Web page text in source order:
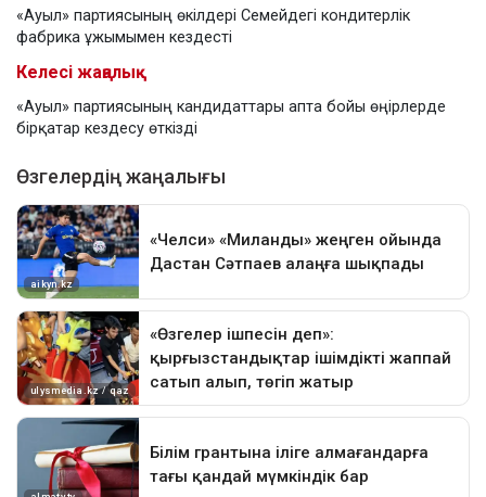
«Ауыл» партиясының өкілдері Семейдегі кондитерлік
фабрика ұжымымен кездесті
Келесі жаңалық
«Ауыл» партиясының кандидаттары апта бойы өңірлерде
бірқатар кездесу өткізді